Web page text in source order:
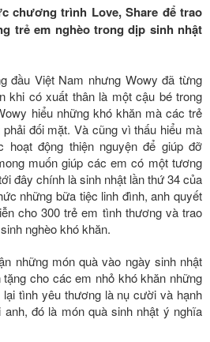
chương trình Love, Share để trao
trẻ em nghèo trong dịp sinh nhật
đầu Việt Nam nhưng Wowy đã từng
khi có xuất thân là một cậu bé trong
hiểu những khó khăn mà các trẻ
đối mặt. Và cũng vì thấu hiểu mà
hoạt động thiện nguyện để giúp đỡ
muốn giúp các em có một tương
đây chính là sinh nhật lần thứ 34 của
những bữa tiệc linh đình, anh quyết
cho 300 trẻ em tình thương và trao
nghèo khó khăn.
những món quà vào ngày sinh nhật
cho các em nhỏ khó khăn những
tình yêu thương là nụ cười và hạnh
đó là món quà sinh nhật ý nghĩa